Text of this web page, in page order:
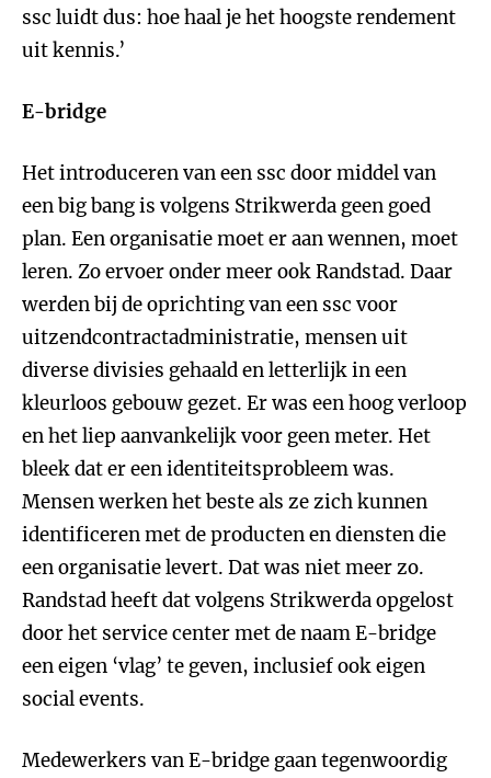
ssc luidt dus: hoe haal je het hoogste rendement
uit kennis.’
E-bridge
Het introduceren van een ssc door middel van
een big bang is volgens Strikwerda geen goed
plan. Een organisatie moet er aan wennen, moet
leren. Zo ervoer onder meer ook Randstad. Daar
werden bij de oprichting van een ssc voor
uitzendcontractadministratie, mensen uit
diverse divisies gehaald en letterlijk in een
kleurloos gebouw gezet. Er was een hoog verloop
en het liep aanvankelijk voor geen meter. Het
bleek dat er een identiteitsprobleem was.
Mensen werken het beste als ze zich kunnen
identificeren met de producten en diensten die
een organisatie levert. Dat was niet meer zo.
Randstad heeft dat volgens Strikwerda opgelost
door het service center met de naam E-bridge
een eigen ‘vlag’ te geven, inclusief ook eigen
social events.
Medewerkers van E-bridge gaan tegenwoordig